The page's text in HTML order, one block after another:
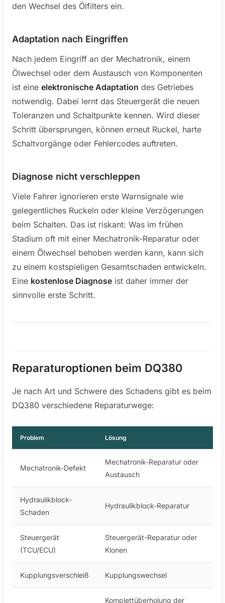
den Wechsel des Ölfilters ein.
Adaptation nach Eingriffen
Nach jedem Eingriff an der Mechatronik, einem
Ölwechsel oder dem Austausch von Komponenten
ist eine elektronische Adaptation des Getriebes
notwendig. Dabei lernt das Steuergerät die neuen
Toleranzen und Schaltpunkte kennen. Wird dieser
Schritt übersprungen, können erneut Ruckel, harte
Schaltvorgänge oder Fehlercodes auftreten.
Diagnose nicht verschleppen
Viele Fahrer ignorieren erste Warnsignale wie
gelegentliches Ruckeln oder kleine Verzögerungen
beim Schalten. Das ist riskant: Was im frühen
Stadium oft mit einer Mechatronik-Reparatur oder
einem Ölwechsel behoben werden kann, kann sich
zu einem kostspieligen Gesamtschaden entwickeln.
Eine kostenlose Diagnose ist daher immer der
sinnvolle erste Schritt.
Reparaturoptionen beim DQ380
Je nach Art und Schwere des Schadens gibt es beim
DQ380 verschiedene Reparaturwege:
Problem Lösung
Mechatronik-Defekt
Mechatronik-Reparatur oder
Austausch
Hydraulikblock-
Schaden
Hydraulikblock-Reparatur
Steuergerät
(TCU/ECU)
Steuergerät-Reparatur oder
Klonen
Kupplungsverschleiß Kupplungswechsel
Komplettüberholung der